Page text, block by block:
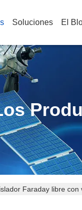
Soluciones El
Faraday libre con